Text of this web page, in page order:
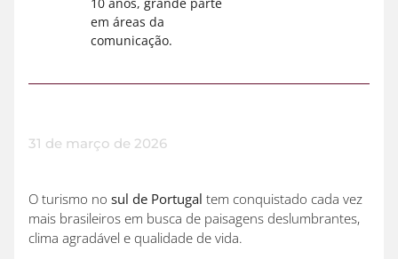
10 anos, grande parte
em áreas da
comunicação.
31 de março de 2026
O turismo no sul de Portugal tem conquistado cada vez
mais brasileiros em busca de paisagens deslumbrantes,
clima agradável e qualidade de vida.